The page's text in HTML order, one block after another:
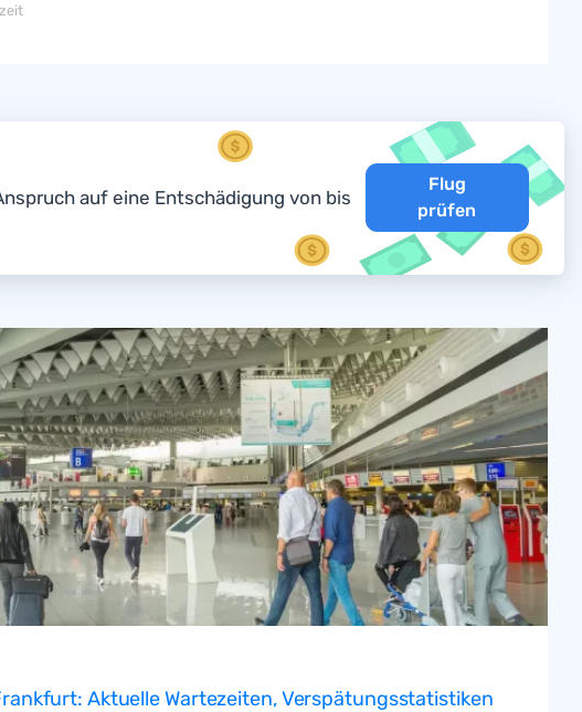
auf eine Entschädigung von bis
Flug
prüfen
Aktuelle Wartezeiten, Verspätungsstatistiken